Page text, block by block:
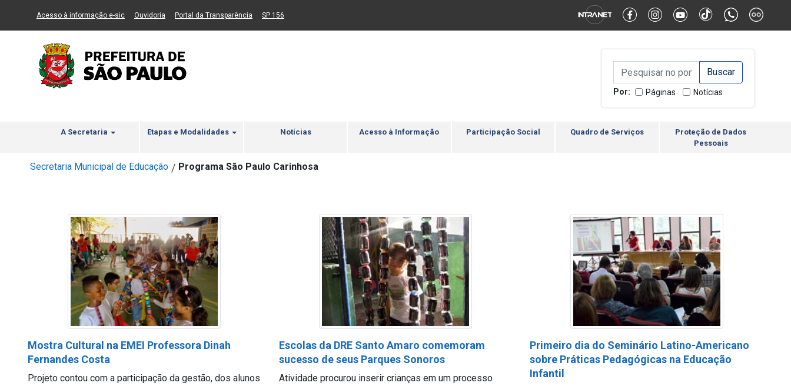
Ir ao Conteúdo Ir para menu principal 2 Ir para busca Ir para rodapé Alternar Alto Contraste Alternar Tamanho da Fonte
Acesso à informação e-sic(Link para um novo sítio)
Ouvidoria (Link para um novo sítio)
Portal da Transparência (Link para um novo sítio)
SP 156
Campo de Busca de
Campo de Busca de informaçõesEnviar a Busca
Por: Páginas Notícias
A Secretaria Etapas e Modalidades Notícias Acesso à Informação Participação Social Quadro de Serviços
Proteção de Dados
Pessoais
Secretaria Municipal de Educação / Programa São Paulo Carinhosa
Mostra Cultural na EMEI Professora Dinah
Fernandes Costa
Projeto contou com a participação da gestão, dos alunos
Escolas da DRE Santo Amaro comemoram
sucesso de seus Parques Sonoros
Atividade procurou inserir crianças em um processo
Primeiro dia do Seminário Latino-Americano
sobre Práticas Pedagógicas na Educação
Infantil